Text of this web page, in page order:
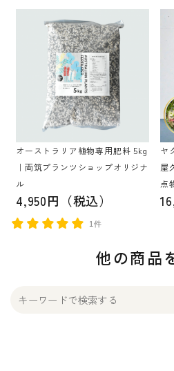
オーストラリア植物専用肥料 5kg
｜両筑プランツショップオリジナ
ル
4,950円（税込）
1件
ヤ
屋
点
他の商品